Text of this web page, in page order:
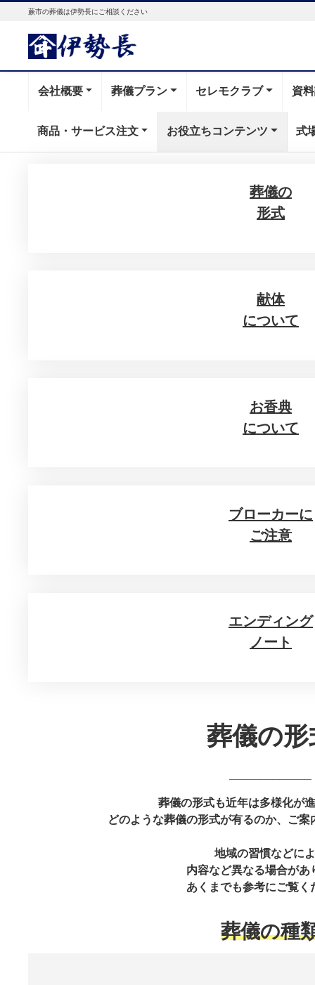
蕨市の葬儀は伊勢長にご相談ください
会社概要 葬儀プラン セレモクラブ 資
商品・サービス注文 お役立ちコンテンツ 式
葬儀の
形式
献体
について
お香典
について
ブローカーに
ご注意
エンディング
ノート
葬儀の形
葬儀の形式も近年は多様化が
どのような葬儀の形式が有るのか、
ご案
地域の習慣などに
内容など異なる場合があ
あくまでも参考にご覧く
葬儀の種